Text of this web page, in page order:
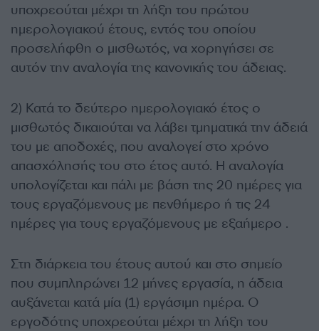
υποχρεούται μέχρι τη λήξη του πρώτου
ημερολογιακού έτους, εντός του οποίου
προσελήφθη ο μισθωτός, να χορηγήσει σε
αυτόν την αναλογία της κανονικής του άδειας.
2) Κατά το δεύτερο ημερολογιακό έτος ο
μισθωτός δικαιούται να λάβει τμηματικά την άδειά
του με αποδοχές, που αναλογεί στο χρόνο
απασχόλησής του στο έτος αυτό. Η αναλογία
υπολογίζεται και πάλι με βάση της 20 ημέρες για
τους εργαζόμενους με πενθήμερο ή τις 24
ημέρες για τους εργαζόμενους με εξαήμερο .
Στη διάρκεια του έτους αυτού και στο σημείο
που συμπληρώνει 12 μήνες εργασία, η άδεια
αυξάνεται κατά μία (1) εργάσιμη ημέρα. Ο
εργοδότης υποχρεούται μέχρι τη λήξη του